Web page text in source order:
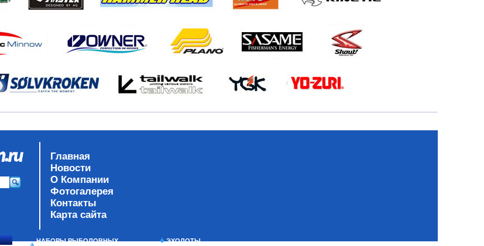
Главная
Новости
О Компании
Фотогалерея
Контакты
Карта сайта
НАБОРЫ РЫБОЛОВНЫХ
ЭХОЛОТЫ